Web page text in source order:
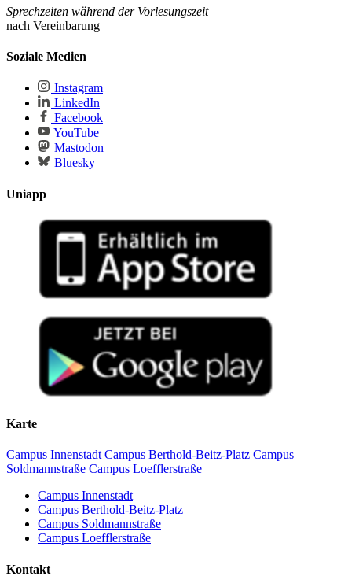
Sprechzeiten während der Vorlesungszeit
nach Vereinbarung
Soziale Medien
Instagram
LinkedIn
Facebook
YouTube
Mastodon
Bluesky
Uniapp
Karte
Campus Innenstadt Campus Berthold-Beitz-Platz Campus
Soldmannstraße Campus Loefflerstraße
Campus Innenstadt
Campus Berthold-Beitz-Platz
Campus Soldmannstraße
Campus Loefflerstraße
Kontakt